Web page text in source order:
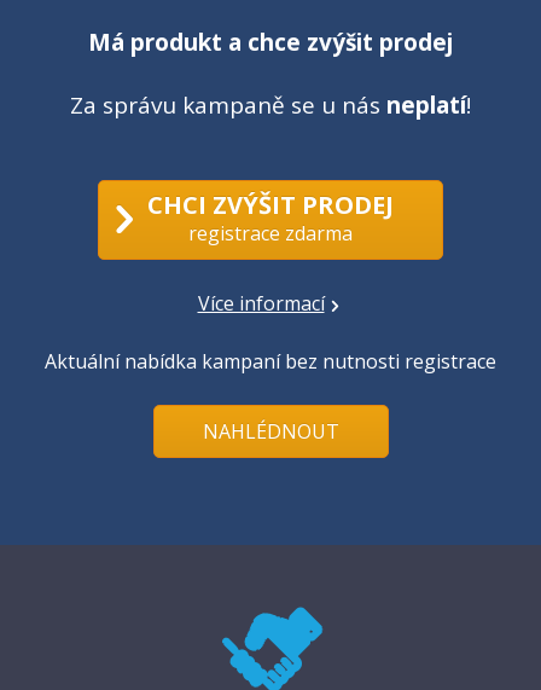
Má produkt a chce zvýšit prodej
Za správu kampaně se u nás neplatí!
CHCI ZVÝŠIT PRODEJ
registrace zdarma
Více informací
Aktuální nabídka kampaní bez nutnosti registrace
NAHLÉDNOUT